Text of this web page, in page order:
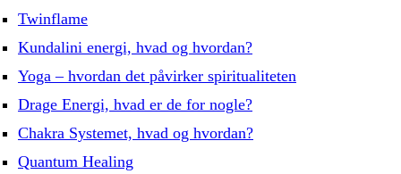
Twinflame
Kundalini energi, hvad og hvordan?
Yoga – hvordan det påvirker spiritualiteten
Drage Energi, hvad er de for nogle?
Chakra Systemet, hvad og hvordan?
Quantum Healing